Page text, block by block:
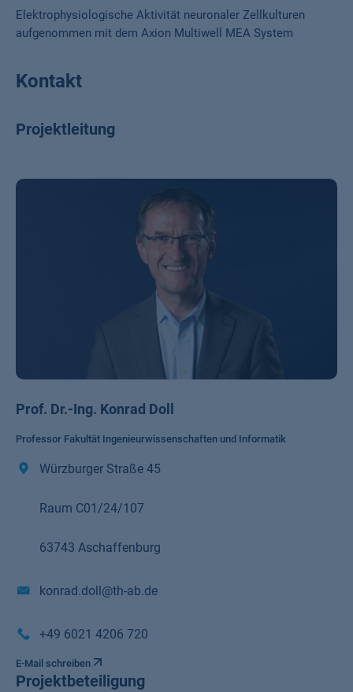
Elektrophysiologische Aktivität neuronaler Zellkulturen
aufgenommen mit dem Axion Multiwell MEA System
Kontakt
Projektleitung
Prof. Dr.-Ing. Konrad Doll
Professor Fakultät Ingenieurwissenschaften und Informatik
Würzburger Straße 45
Raum C01/24/107
63743 Aschaffenburg
konrad.doll@th-ab.de
+49 6021 4206 720
E-Mail schreiben
Projektbeteiligung